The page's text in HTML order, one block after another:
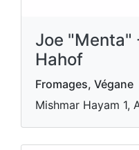
Joe "Menta"
Hahof
Fromages, Végane
Mishmar Hayam 1,